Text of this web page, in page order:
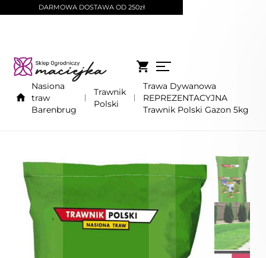
DARMOWA DOSTAWA OD 250zł
Nasiona
traw
Barenbrug
Trawnik
Polski
Trawa Dywanowa
REPREZENTACYJNA
Trawnik Polski Gazon 5kg